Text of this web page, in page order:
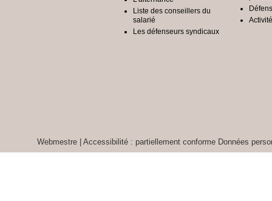
Liste des conseillers du
salarié
Les défenseurs syndicaux
Webmestre| Accessibilité : partiellement conforme Données